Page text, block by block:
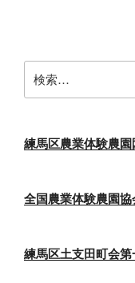
索:
練馬区農業体験農
全国農業体験農園
練馬区土支田町会